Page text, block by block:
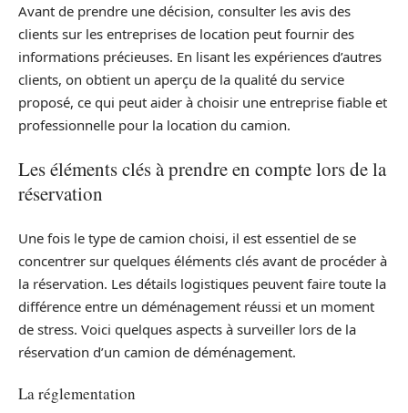
Avant de prendre une décision, consulter les avis des
clients sur les entreprises de location peut fournir des
informations précieuses. En lisant les expériences d’autres
clients, on obtient un aperçu de la qualité du service
proposé, ce qui peut aider à choisir une entreprise fiable et
professionnelle pour la location du camion.
Les éléments clés à prendre en compte lors de la
réservation
Une fois le type de camion choisi, il est essentiel de se
concentrer sur quelques éléments clés avant de procéder à
la réservation. Les détails logistiques peuvent faire toute la
différence entre un déménagement réussi et un moment
de stress. Voici quelques aspects à surveiller lors de la
réservation d’un camion de déménagement.
La réglementation